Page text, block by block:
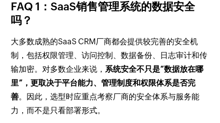
FAQ 1：SaaS销售管理系统的数据安全
吗？
大多数成熟的SaaS CRM厂商都会提供较完善的安全机
制，包括权限管理、访问控制、数据备份、日志审计和传
输加密。对多数企业来说，系统安全不只是“数据放在哪
里”，更取决于平台能力、管理制度和权限体系是否完
善。因此，选型时应重点考察厂商的安全体系与服务能
力，而不是只看部署形式。